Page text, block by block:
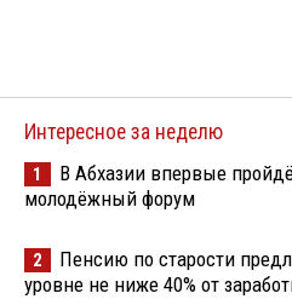
Интересное за неделю
1
В Абхазии впервые
молодёжный форум
2
Пенсию по старости
уровне не ниже 40% от